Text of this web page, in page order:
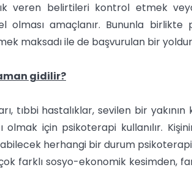
veren belirtileri kontrol etmek
olması amaçlanır. Bununla
maksadı ile de başvurulan bir
gidilir?
tıbbi hastalıklar, sevilen bir
olmak için psikoterapi kullanılır.
herhangi bir durum
farklı sosyo-ekonomik kesimden,